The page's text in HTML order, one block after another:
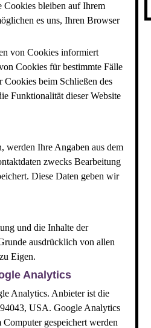
Cookies bleiben auf Ihrem
es uns, Ihren Browser
von Cookies informiert
Cookies für bestimmte Fälle
Cookies beim Schließen des
Funktionalität dieser Website
werden Ihre Angaben aus dem
zwecks Bearbeitung
Diese Daten geben wir
und die Inhalte der
ausdrücklich von allen
Eigen.
Analytics
Analytics. Anbieter ist die
USA. Google Analytics
gespeichert werden